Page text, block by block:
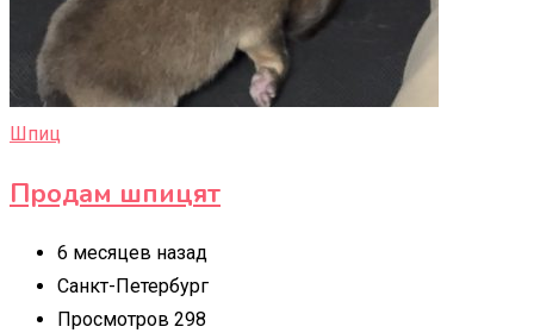
Шпиц
Продам шпицят
6 месяцев назад
Санкт-Петербург
Просмотров 298